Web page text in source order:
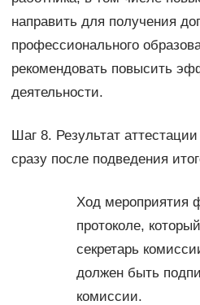
направить для получения
профессионального
рекомендовать повысить
деятельности.
Шаг 8. Результат
сразу после подведения
Ход мероприятия
протоколе,
секретарь
должен быть
комиссии.